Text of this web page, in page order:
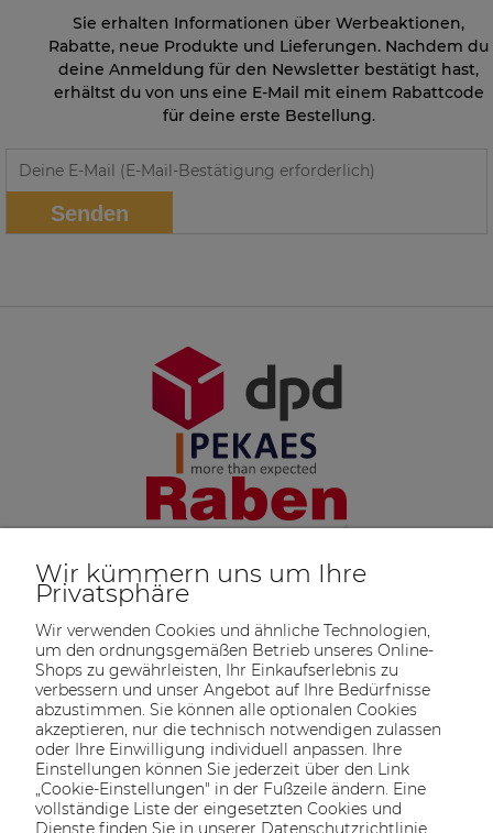
Sie erhalten Informationen über Werbeaktionen,
Rabatte, neue Produkte und Lieferungen. Nachdem du
deine Anmeldung für den Newsletter bestätigt hast,
erhältst du von uns eine E-Mail mit einem Rabattcode
für deine erste Bestellung.
Senden
SOLTECH
SHOP
ANGEBOT INFORMATIONEN
KONTAKT
Wir kümmern uns um Ihre
Privatsphäre
Wir verwenden Cookies und ähnliche Technologien,
um den ordnungsgemäßen Betrieb unseres Online-
Shops zu gewährleisten, Ihr Einkaufserlebnis zu
verbessern und unser Angebot auf Ihre Bedürfnisse
abzustimmen. Sie können alle optionalen Cookies
akzeptieren, nur die technisch notwendigen zulassen
oder Ihre Einwilligung individuell anpassen. Ihre
Einstellungen können Sie jederzeit über den Link
„Cookie-Einstellungen" in der Fußzeile ändern. Eine
vollständige Liste der eingesetzten Cookies und
Dienste finden Sie in unserer Datenschutzrichtlinie.